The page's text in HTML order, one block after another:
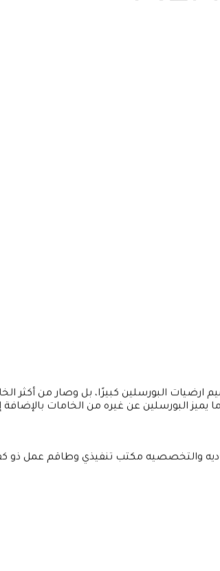
البورسلين كبيرًا، بل وصار من أكثر
يميز البورسلين عن غيره من الخامات
والتخصصيه مكتب تنفيذي وطاقم عمل ذو